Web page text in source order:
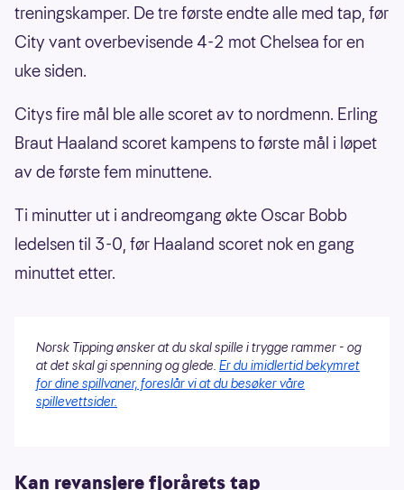
treningskamper. De tre første endte alle med tap, før
City vant overbevisende 4-2 mot Chelsea for en
uke siden.
Citys fire mål ble alle scoret av to nordmenn. Erling
Braut Haaland scoret kampens to første mål i løpet
av de første fem minuttene.
Ti minutter ut i andreomgang økte Oscar Bobb
ledelsen til 3-0, før Haaland scoret nok en gang
minuttet etter.
Norsk Tipping ønsker at du skal spille i trygge rammer - og
at det skal gi spenning og glede. Er du imidlertid bekymret
for dine spillvaner, foreslår vi at du besøker våre
spillevettsider.
Kan revansjere fjorårets tap